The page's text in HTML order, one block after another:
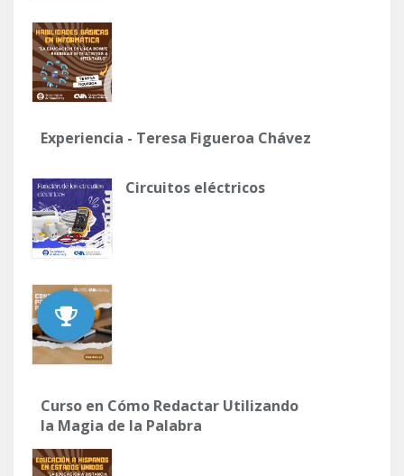
Experiencia - Teresa Figueroa Chávez
Circuitos eléctricos
Curso en Cómo Redactar Utilizando
la Magia de la Palabra